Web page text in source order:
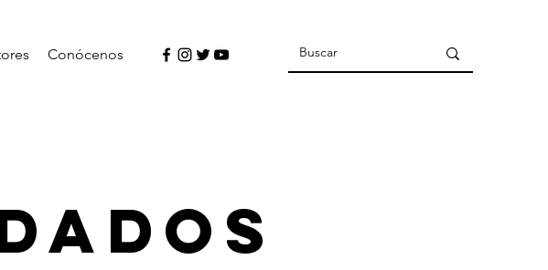
Conócenos